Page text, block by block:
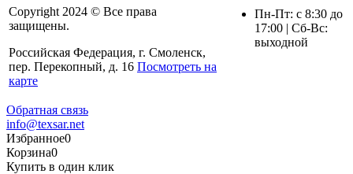
Copyright 2024 © Все права
защищены.
Российская Федерация, г. Смоленск,
пер. Перекопный, д. 16 Посмотреть на
карте
Пн-Пт: с 8:30 до
17:00 | Сб-Вс:
выходной
Обратная связь
info@texsar.net
Избранное0
Корзина0
Купить в один клик